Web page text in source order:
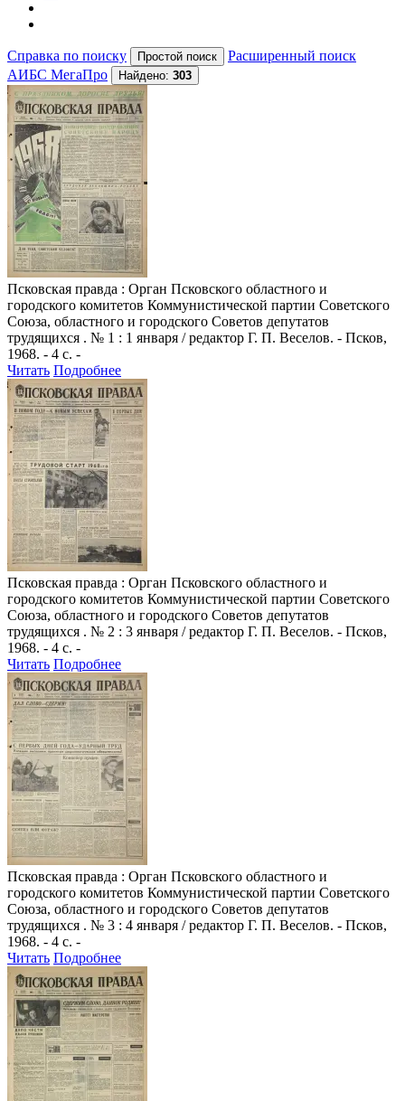
Справка по поиску
Расширенный поиск
АИБС МегаПро
Найдено: 303
Псковская правда : Орган Псковского областного и
городского комитетов Коммунистической партии Советского
Союза, областного и городского Советов депутатов
трудящихся . № 1 : 1 января / редактор Г. П. Веселов. - Псков,
1968. - 4 с. -
Читать Подробнее
Псковская правда : Орган Псковского областного и
городского комитетов Коммунистической партии Советского
Союза, областного и городского Советов депутатов
трудящихся . № 2 : 3 января / редактор Г. П. Веселов. - Псков,
1968. - 4 с. -
Читать Подробнее
Псковская правда : Орган Псковского областного и
городского комитетов Коммунистической партии Советского
Союза, областного и городского Советов депутатов
трудящихся . № 3 : 4 января / редактор Г. П. Веселов. - Псков,
1968. - 4 с. -
Читать Подробнее